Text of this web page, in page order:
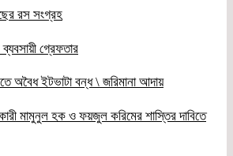
রস সংগ্রহ
গ্রেফতার
অবৈধ ইটভাটা বন্ধ \ জরিমানা আদায়
মামুনুল হক ও ফয়জুল করিমের শাস্তির দাবিতে